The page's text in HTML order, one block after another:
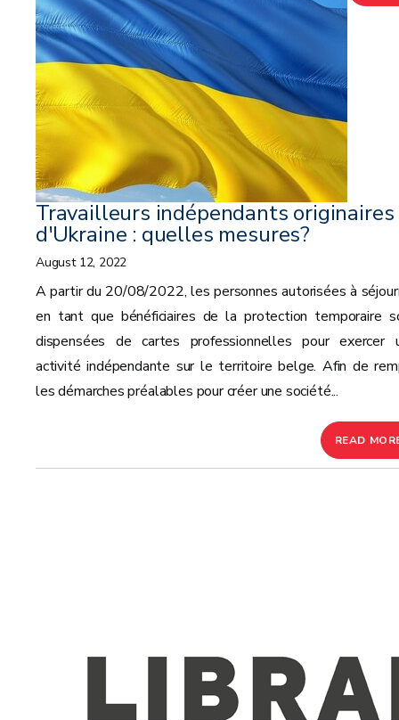
Travailleurs indépendants originaires
d'Ukraine : quelles mesures?
August 12, 2022
A partir du 20/08/2022, les personnes autorisées à
en tant que bénéficiaires de la protection temporaire
dispensées de cartes professionnelles pour exercer
activité indépendante sur le territoire belge. Afin de
les démarches préalables pour créer une société...
READ